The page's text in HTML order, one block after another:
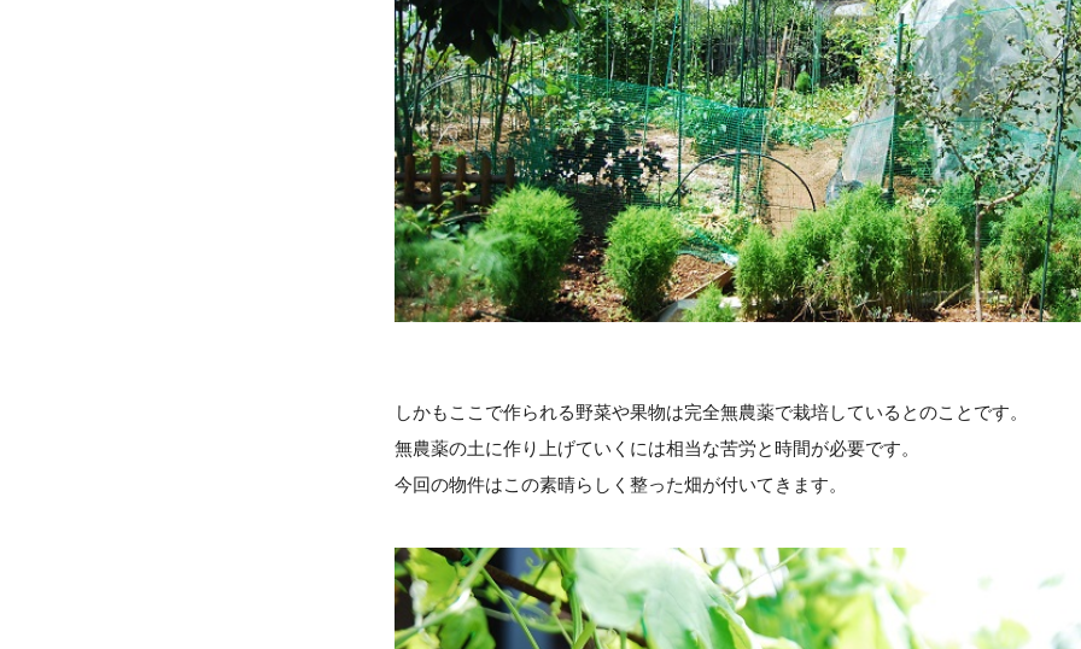
しかもここで作られる野菜や果物は完全無農薬で栽培しているとのことです。
無農薬の土に作り上げていくには相当な苦労と時間が必要です。
今回の物件はこの素晴らしく整った畑が付いてきます。